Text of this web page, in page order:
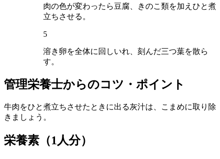
肉の色が変わったら豆腐、きのこ類を加えひと煮
立ちさせる。
5
溶き卵を全体に回しいれ、刻んだ三つ葉を散ら
す。
管理栄養士からのコツ・ポイント
牛肉をひと煮立ちさせたときに出る灰汁は、こまめに取り除
きましょう。
栄養素 （1人分）